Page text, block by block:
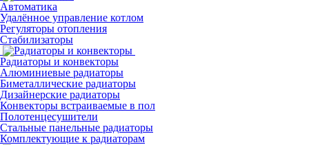
Автоматика
Удалённое управление котлом
Регуляторы отопления
Стабилизаторы
Радиаторы и конвекторы
Алюминиевые радиаторы
Биметаллические радиаторы
Дизайнерские радиаторы
Конвекторы встраиваемые в пол
Полотенцесушители
Стальные панельные радиаторы
Комплектующие к радиаторам